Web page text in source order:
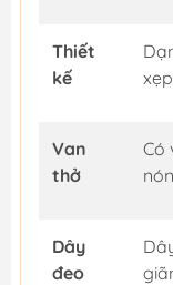
Thiết
kế
Van
thở
Có
Dây
đeo